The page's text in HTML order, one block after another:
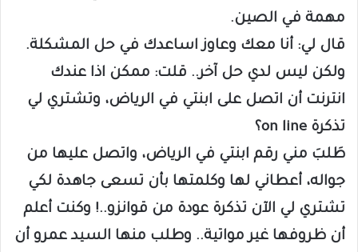
مهمة في الصين.
قال لي: أنا معك وعاوز اساعدك في حل المشكلة.
ولكن ليس لدي حل آخر.. قلت: ممكن اذا عندك
انترنت أن اتصل على ابنتي في الرياض، وتشتري لي
تذكرة on line؟
طَلبَ مني رقم ابنتي في الرياض، واتصل عليها من
جواله، أعطاني لها وكلمتها بأن تسعى جاهدة لكي
تشتري لي الآن تذكرة عودة من قوانزو..! وكنت أعلم
أن ظروفها غير مواتية.. وطلب منها السيد عمرو أن